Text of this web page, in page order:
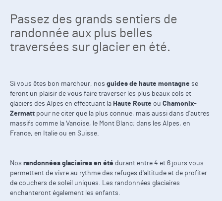
Passez des grands sentiers de
randonnée aux plus belles
traversées sur glacier en été.
Si vous êtes bon marcheur, nos guides de haute montagne se
feront un plaisir de vous faire traverser les plus beaux cols et
glaciers des Alpes en effectuant la Haute Route ou Chamonix-
Zermatt pour ne citer que la plus connue, mais aussi dans d'autres
massifs comme la Vanoise, le Mont Blanc; dans les Alpes, en
France, en Italie ou en Suisse.
Nos randonnées glaciaires en été durant entre 4 et 6 jours vous
permettent de vivre au rythme des refuges d'altitude et de profiter
de couchers de soleil uniques. Les randonnées glaciaires
enchanteront également les enfants.